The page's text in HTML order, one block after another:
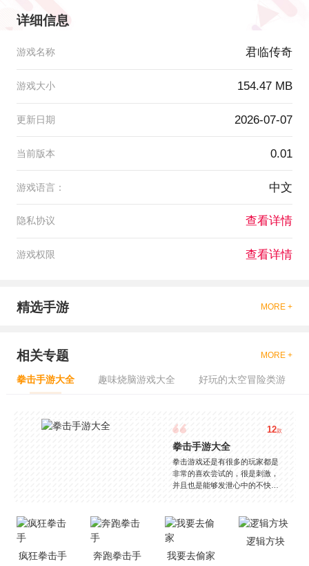
详细信息
游戏名称 君临传奇
游戏大小 154.47 MB
更新日期 2026-07-07
当前版本 0.01
游戏语言： 中文
隐私协议 查看详情
游戏权限 查看详情
精选手游 MORE +
相关专题 MORE +
拳击手游大全 趣味烧脑游戏大全 好玩的太空冒险类游
12款
拳击手游大全
拳击游戏还是有很多的玩家都是
非常的喜欢尝试的，很是刺激，
并且也是能够发泄心中的不快
是一些格斗的游戏，其实是非常
的有趣，也是相当的刺激的，游
戏中是有一些不同的场景都是能
够去进行体验的，我们也是能够
疯狂拳击手 奔跑拳击手 我要去偷家
逻辑方块